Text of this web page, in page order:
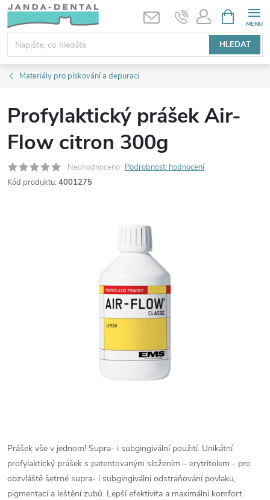
Přejít
obsah
HLEDAT
NÁKUPNÍ
KOŠÍK
Materiály pro pískování a depuraci
Profylaktický prášek Air-
Flow citron 300g
Neohodnoceno Podrobnosti hodnocení
Kód produktu: 4001275
Prášek vše v jednom! Supra- i subgingivální použití. Unikátní
profylaktický prášek s patentovaným složením – erytritolem - pro
obzvláště šetrné supra- i subgingivální odstraňování povlaku,
pigmentací a leštění zubů. Lepší efektivita a maximální komfort